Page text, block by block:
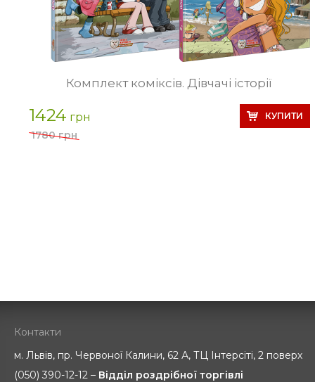
Комплект коміксів. Дівчачі історії
1424 грн
1780 грн
Контакти
м. Львів, пр. Червоної Калини, 62 А, ТЦ Інтерсіті, 2 поверх
(050) 390-12-12 – Відділ роздрібної торгівлі